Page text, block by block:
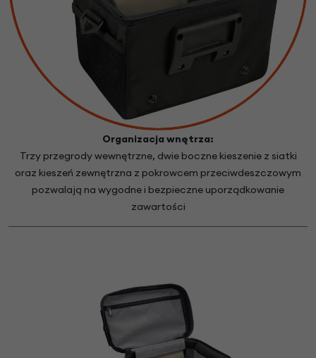
Organizacja wnętrza:
Trzy przegrody wewnętrzne, dwie boczne kieszenie z siatki
oraz kieszeń zewnętrzna z pokrowcem przeciwdeszczowym
pozwalają na wygodne i bezpieczne uporządkowanie
zawartości